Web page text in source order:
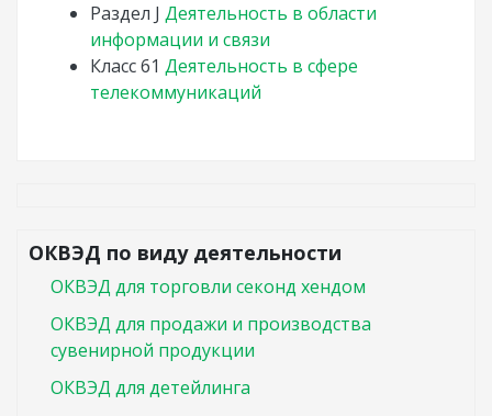
Раздел J Деятельность в области
информации и связи
Класс61 Деятельность в сфере
телекоммуникаций
ОКВЭД по виду деятельности
ОКВЭД для торговли секонд хендом
ОКВЭД для продажи и производства
сувенирной продукции
ОКВЭД для детейлинга